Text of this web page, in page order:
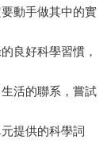
動手做其中的實
良好科學習慣，
活的聯系，嘗試
提供的科學詞